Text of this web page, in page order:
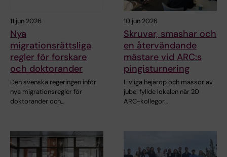
11 jun 2026
Nya
migrationsrättsliga
regler för forskare
och doktorander
Den svenska regeringen inför
nya migrationsregler för
doktorander och…
10 jun 2026
Skruvar, smashar och
en återvändande
mästare vid ARC:s
pingisturnering
Livliga hejarop och massor av
jubel fyllde lokalen när 20
ARC-kollegor…